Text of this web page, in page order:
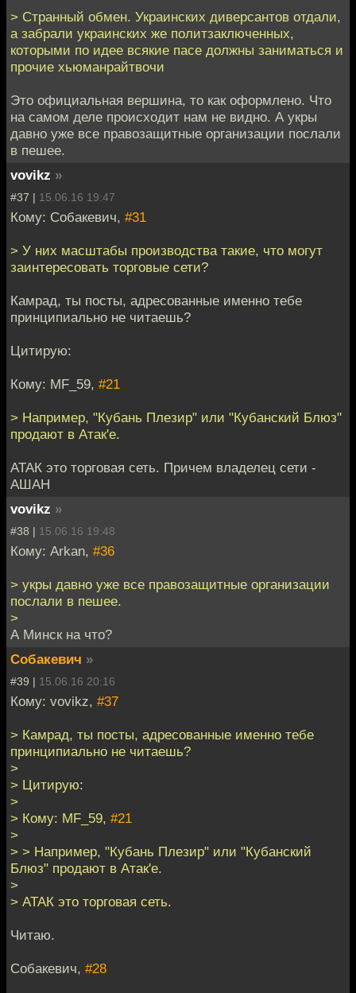
> Странный обмен. Украинских диверсантов отдали,
а забрали украинских же политзаключенных,
которыми по идее всякие пасе должны заниматься и
прочие хьюманрайтвочи
Это официальная вершина, то как оформлено. Что
на самом деле происходит нам не видно. А укры
давно уже все правозащитные организации послали
в пешее.
vovikz »
#37 | 15.06.16 19:47
Кому: Собакевич, #31
> У них масштабы производства такие, что могут
заинтересовать торговые сети?
Камрад, ты посты, адресованные именно тебе
принципиально не читаешь?
Цитирую:
Кому: MF_59, #21
> Например, "Кубань Плезир" или "Кубанский Блюз"
продают в Атак'е.
АТАК это торговая сеть. Причем владелец сети -
АШАН
vovikz »
#38 | 15.06.16 19:48
Кому: Arkan, #36
> укры давно уже все правозащитные организации
послали в пешее.
>
А Минск на что?
Собакевич »
#39 | 15.06.16 20:16
Кому: vovikz, #37
> Камрад, ты посты, адресованные именно тебе
принципиально не читаешь?
>
> Цитирую:
>
> Кому: MF_59, #21
>
> > Например, "Кубань Плезир" или "Кубанский
Блюз" продают в Атак'е.
>
> АТАК это торговая сеть.
Читаю.
Собакевич, #28